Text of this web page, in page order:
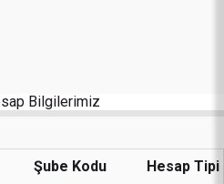
Bilgilerimiz
Şube Kodu
Hesap Tipi